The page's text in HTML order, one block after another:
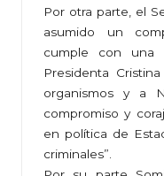
Por otra parte, el
asumido un
cumple con una
Presidenta
organismos y a
compromiso y
en política de
criminales”.